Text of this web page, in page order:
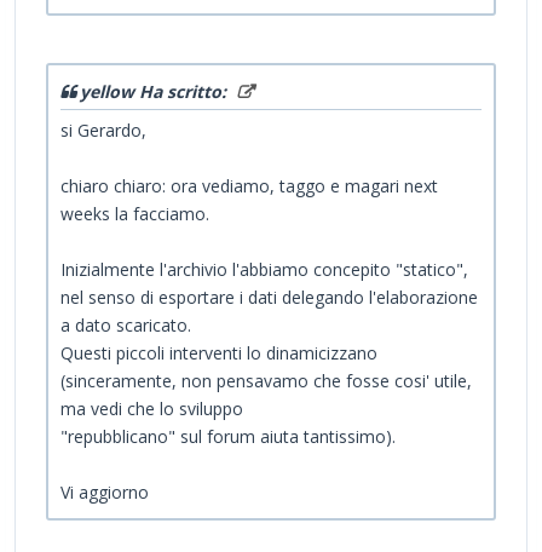
yellow Ha scritto:
si Gerardo,
chiaro chiaro: ora vediamo, taggo e magari next
weeks la facciamo.
Inizialmente l'archivio l'abbiamo concepito "statico",
nel senso di esportare i dati delegando l'elaborazione
a dato scaricato.
Questi piccoli interventi lo dinamicizzano
(sinceramente, non pensavamo che fosse cosi' utile,
ma vedi che lo sviluppo
"repubblicano" sul forum aiuta tantissimo).
Vi aggiorno